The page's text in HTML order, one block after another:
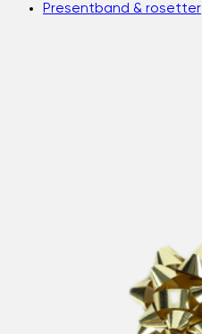
Presentband & rosetter